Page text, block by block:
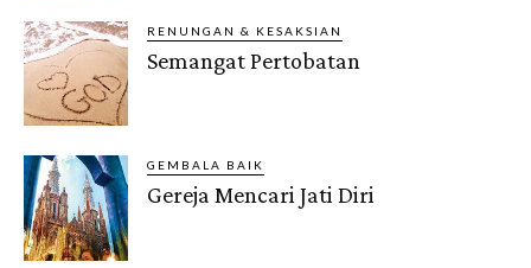
RENUNGAN & KESAKSIAN
Semangat Pertobatan
GEMBALA BAIK
Gereja Mencari Jati Diri